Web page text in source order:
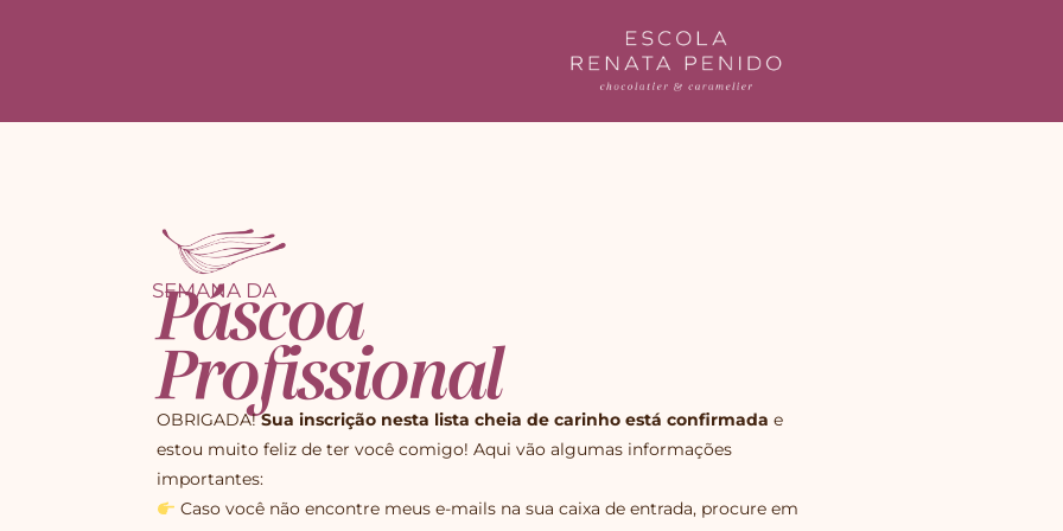
SEMANA DA
Páscoa
Profissional
OBRIGADA!Sua inscrição nesta lista cheia de carinho está confirmada e
estou muito feliz de ter você comigo! Aqui vão algumas informações
importantes:
Caso você não encontre meus e-mails na sua caixa de entrada, procure em